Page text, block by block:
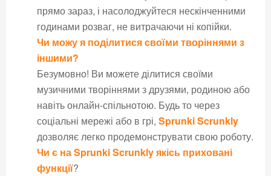
прямо зараз, і насолоджуйтеся нескінченними
годинами розваг, не витрачаючи ні копійки.
Чи можу я поділитися своїми творіннями з
іншими?
Безумовно! Ви можете ділитися своїми
музичними творіннями з друзями, родиною або
навіть онлайн-спільнотою. Будь то через
соціальні мережі або в грі, Sprunki Scrunkly
дозволяє легко продемонструвати свою роботу.
Чи є наSprunki Scrunklyякісь приховані
функції?